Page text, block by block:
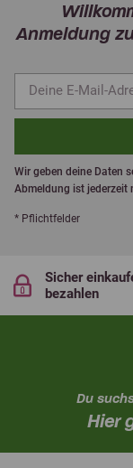
Anmeldung
Wir geben deine Daten
Abmeldung ist jederzeit
* Pflichtfelder
Sicher
bezahlen
Du
Hier